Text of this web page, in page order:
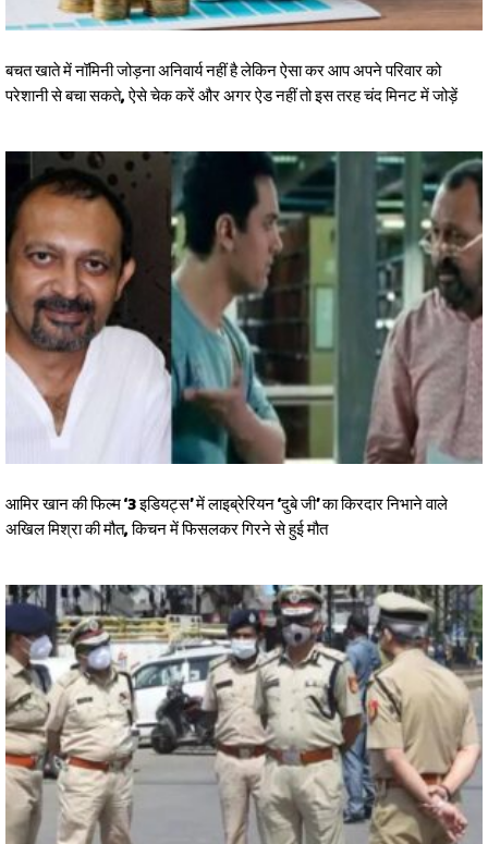
बचत खाते में नॉमिनी जोड़ना अनिवार्य नहीं है लेकिन ऐसा कर आप अपने परिवार को
परेशानी से बचा सकते, ऐसे चेक करें और अगर ऐड नहीं तो इस तरह चंद मिनट में जोड़ें
आमिर खान की फिल्म ‘3 इडियट्स’ में लाइब्रेरियन ‘दुबे जी’ का किरदार निभाने वाले
अखिल मिश्रा की मौत, किचन में फिसलकर गिरने से हुई मौत